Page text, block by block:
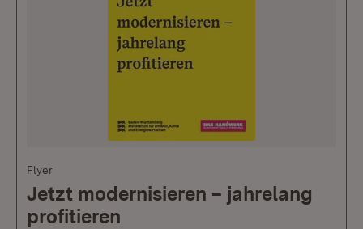
Flyer
Jetzt modernisieren – jahrelang
profitieren